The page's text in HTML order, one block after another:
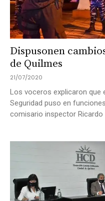
Dispusonen
de Quilmes
21/07/2020
Los voceros explicaron que
Seguridad puso en
comisario inspector Ricardo